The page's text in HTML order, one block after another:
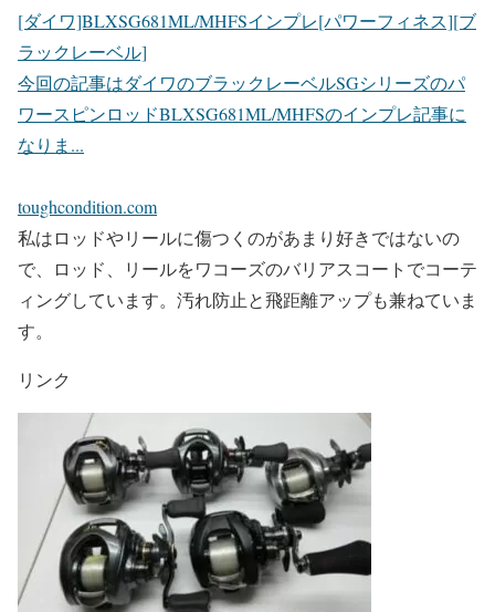
[ダイワ]BLXSG681ML/MHFSインプレ[パワーフィネス][ブ
ラックレーベル]
今回の記事はダイワのブラックレーベルSGシリーズのパ
ワースピンロッドBLXSG681ML/MHFSのインプレ記事に
なりま...
toughcondition.com
私はロッドやリールに傷つくのがあまり好きではないの
で、ロッド、リールをワコーズのバリアスコートでコーテ
ィングしています。汚れ防止と飛距離アップも兼ねていま
す。
リンク